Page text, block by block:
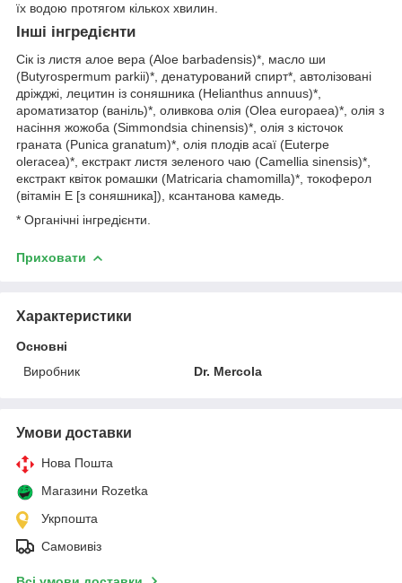
їх водою протягом кількох хвилин.
Інші інгредієнти
Сік із листя алое вера (Aloe barbadensis)*, масло ши
(Butyrospermum parkii)*, денатурований спирт*, автолізовані
дріжджі, лецитин із соняшника (Helianthus annuus)*,
ароматизатор (ваніль)*, оливкова олія (Olea europaea)*, олія з
насіння жожоба (Simmondsia chinensis)*, олія з кісточок
граната (Punica granatum)*, олія плодів асаї (Euterpe
oleracea)*, екстракт листя зеленого чаю (Camellia sinensis)*,
екстракт квіток ромашки (Matricaria chamomilla)*, токоферол
(вітамін E [з соняшника]), ксантанова камедь.
* Органічні інгредієнти.
Приховати
Характеристики
Основні
Виробник
Dr. Mercola
Умови доставки
Нова Пошта
Магазини Rozetka
Укрпошта
Самовивіз